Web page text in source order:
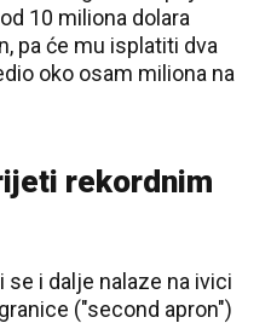
10 miliona dolara
pa će mu isplatiti dva
oko osam miliona na
rekordnim
i dalje nalaze na ivici
("second apron")